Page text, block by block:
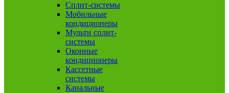
Сплит-системы
Мобильные
кондиционеры
Мульти сплит-
системы
Оконные
кондиционеры
Кассетные
системы
Канальные